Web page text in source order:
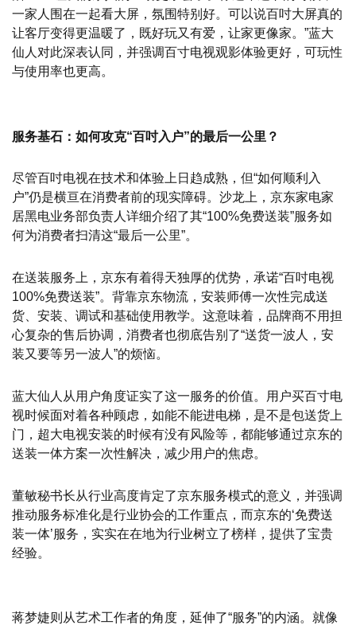
一家人围在一起看大屏，氛围特别好。可以说百吋大屏真的
让客厅变得更温暖了，既好玩又有爱，让家更像家。”蓝大
仙人对此深表认同，并强调百寸电视观影体验更好，可玩性
与使用率也更高。
服务基石：如何攻克“百吋入户”的最后一公里？
尽管百吋电视在技术和体验上日趋成熟，但“如何顺利入
户”仍是横亘在消费者前的现实障碍。沙龙上，京东家电家
居黑电业务部负责人详细介绍了其“100%免费送装”服务如
何为消费者扫清这“最后一公里”。
在送装服务上，京东有着得天独厚的优势，承诺“百吋电视
100%免费送装”。背靠京东物流，安装师傅一次性完成送
货、安装、调试和基础使用教学。这意味着，品牌商不用担
心复杂的售后协调，消费者也彻底告别了“送货一波人，安
装又要等另一波人”的烦恼。
蓝大仙人从用户角度证实了这一服务的价值。用户买百寸电
视时候面对着各种顾虑，如能不能进电梯，是不是包送货上
门，超大电视安装的时候有没有风险等，都能够通过京东的
送装一体方案一次性解决，减少用户的焦虑。
董敏秘书长从行业高度肯定了京东服务模式的意义，并强调
推动服务标准化是行业协会的工作重点，而京东的‘免费送
装一体’服务，实实在在地为行业树立了榜样，提供了宝贵
经验。
蒋梦婕则从艺术工作者的角度，延伸了“服务”的内涵。就像